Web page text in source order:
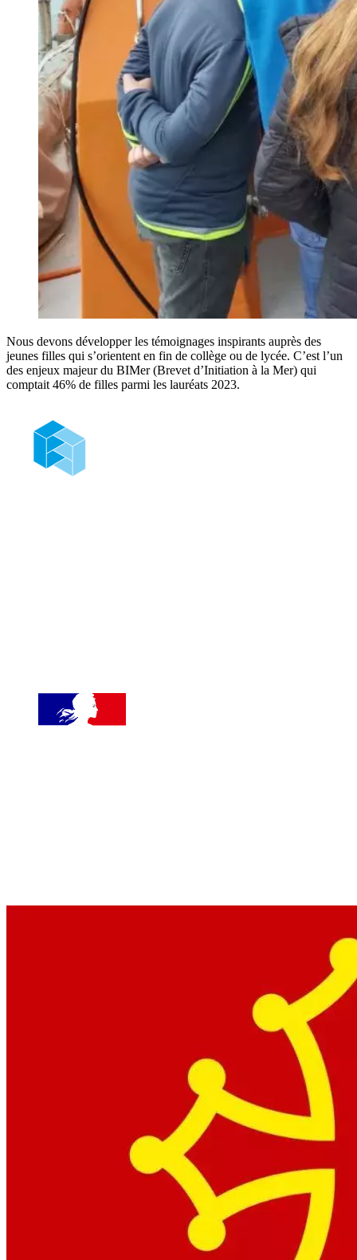
Nous devons développer les témoignages inspirants auprès des
jeunes filles qui s’orientent en fin de collège ou de lycée. C’est l’un
des enjeux majeur du BIMer (Brevet d’Initiation à la Mer) qui
comptait 46% de filles parmi les lauréats 2023.